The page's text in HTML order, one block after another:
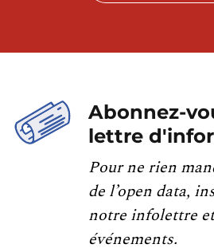
Abonnez-
lettre
Pour ne rien
de l’open data,
notre infolettre
événements.